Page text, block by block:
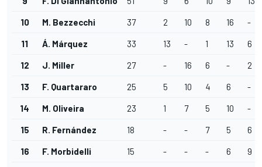
10 M. Bezzecchi 37 2 10 8 16 -
11 Á. Márquez 33 13 - 1 13 6
12 J. Miller 27 - 16 6 - 2
13 F. Quartararo 25 5 10 4 6 -
14 M. Oliveira 23 1 7 5 10 -
15 R. Fernández 18 - - 7 5 6
16 F. Morbidelli 15 - - - 6 9